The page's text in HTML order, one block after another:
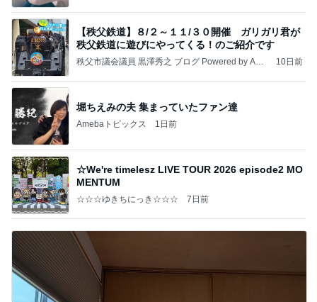
【秩父鉄道】８/２～１１/３０開催 ガリガリ君が
秩父鉄道に遊びにやってくる！のご紹介です
秩父市議会議員 黒澤秀之 ブログ Powered by Ame
10日前
堀ちえみの夫 集まっていたファン達
Amebaトピックス 1日前
☆We're timelesz LIVE TOUR 2026 episode2 MO
MENTUM
☆☆☆ゆきちにっき☆☆☆ 7日前